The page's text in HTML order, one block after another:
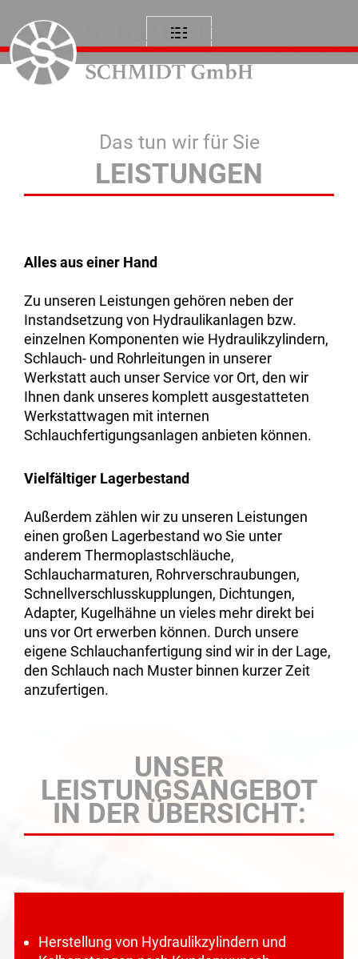
Das tun wir für Sie
LEISTUNGEN
Alles aus einer Hand
Zu unseren Leistungen gehören neben der
Instandsetzung von Hydraulikanlagen bzw.
einzelnen Komponenten wie Hydraulikzylindern,
Schlauch- und Rohrleitungen in unserer
Werkstatt auch unser Service vor Ort, den wir
Ihnen dank unseres komplett ausgestatteten
Werkstattwagen mit internen
Schlauchfertigungsanlagen anbieten können.
Vielfältiger Lagerbestand
Außerdem zählen wir zu unseren Leistungen
einen großen Lagerbestand wo Sie unter
anderem Thermoplastschläuche,
Schlaucharmaturen, Rohrverschraubungen,
Schnellverschlusskupplungen, Dichtungen,
Adapter, Kugelhähne un vieles mehr direkt bei
uns vor Ort erwerben können. Durch unsere
eigene Schlauchanfertigung sind wir in der Lage,
den Schlauch nach Muster binnen kurzer Zeit
anzufertigen.
UNSER
LEISTUNGSANGEBOT
IN DER ÜBERSICHT:
Herstellung von Hydraulikzylindern und